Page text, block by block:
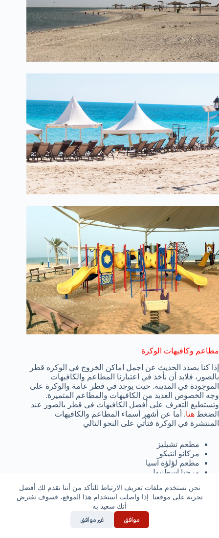
نحن نستخدم ملفات تعريف الارتباط للتأكد من أننا نقدم لك أفضل
تجربة على موقعنا. إذا واصلت استخدام هذا الموقع، فسوف نفترض
أنك سعيد به
موافق غير موافق
مطاعم وكافيهات الوكرة
إذا كنا بصدد الحديث عن اجمل اماكن الخروج في الوكره قطر
بالصور، فلابد أن نأخذ في اعتبارنا المطاعم والكافيهات
الموجودة في المدينة. حيث يوجد في قطر عامة والوكرة على
وجه الخصوص العديد من الكافيهات والمطاعم المتميزة.
وتستطيع التعرف على أفضل الكافيهات في قطر بالصور عند
الضغط هنا. أما عن أشهر أسماء المطاعم والكافيهات
المنتشرة في الوكرة فتأتي على النحو التالي
مطعم تشيليز
مركانو انتيكو
مطعم لؤلؤة آسيا
مرحبا اسطنبول
مطعم كاستن لأشهى المأكولات البحرية
كافيه ابل بيز
مطعم سي السيد
مطعم اخوات الأفغان